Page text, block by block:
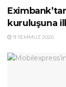
kuruluşuna
9 TEMMUZ 2020